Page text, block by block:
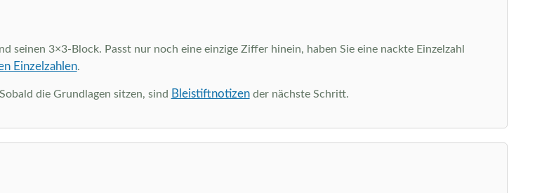
seinen 3×3-Block. Passt nur noch eine einzige Ziffer hinein, haben Sie eine nackte Einzelzahl
Einzelzahlen.
die Grundlagen sitzen, sind Bleistiftnotizender nächste Schritt.